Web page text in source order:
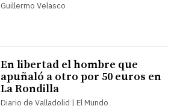
Guillermo Velasco
En libertad el hombre que
apuñaló a otro por 50 euros en
La Rondilla
Diario de Valladolid | El Mundo